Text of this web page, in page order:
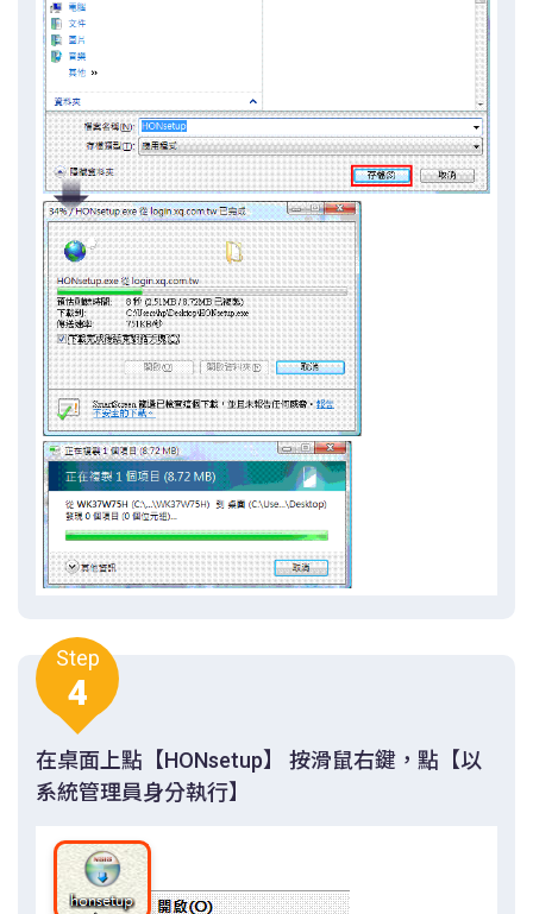
Step
4
在桌面上點【HONsetup】 按滑鼠右鍵，點【以
系統管理員身分執行】